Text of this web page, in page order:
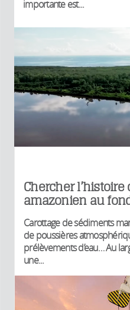
importante est...
Chercher
amazonien au
Carottage de sédiments
de poussières
prélèvements d’eau… Au
une...